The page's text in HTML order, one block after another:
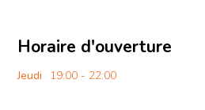
Horaire d'ouverture
Jeudi 19:00 - 22:00